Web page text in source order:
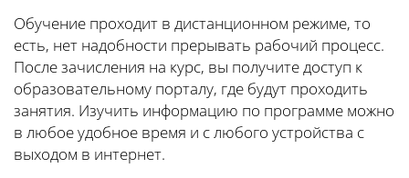
Обучение проходит в дистанционном режиме, то
есть, нет надобности прерывать рабочий процесс.
После зачисления на курс, вы получите доступ к
образовательному порталу, где будут проходить
занятия. Изучить информацию по программе можно
в любое удобное время и с любого устройства с
выходом в интернет.